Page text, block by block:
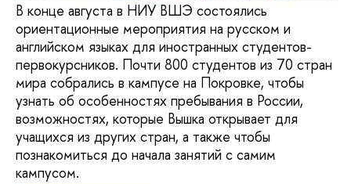
В конце августа в НИУ ВШЭ состоялись
ориентационные мероприятия на русском и
английском языках для иностранных студентов-
первокурсников. Почти 800 студентов из 70 стран
мира собрались в кампусе на Покровке, чтобы
узнать об особенностях пребывания в России,
возможностях, которые Вышка открывает для
учащихся из других стран, а также чтобы
познакомиться до начала занятий с самим
кампусом.